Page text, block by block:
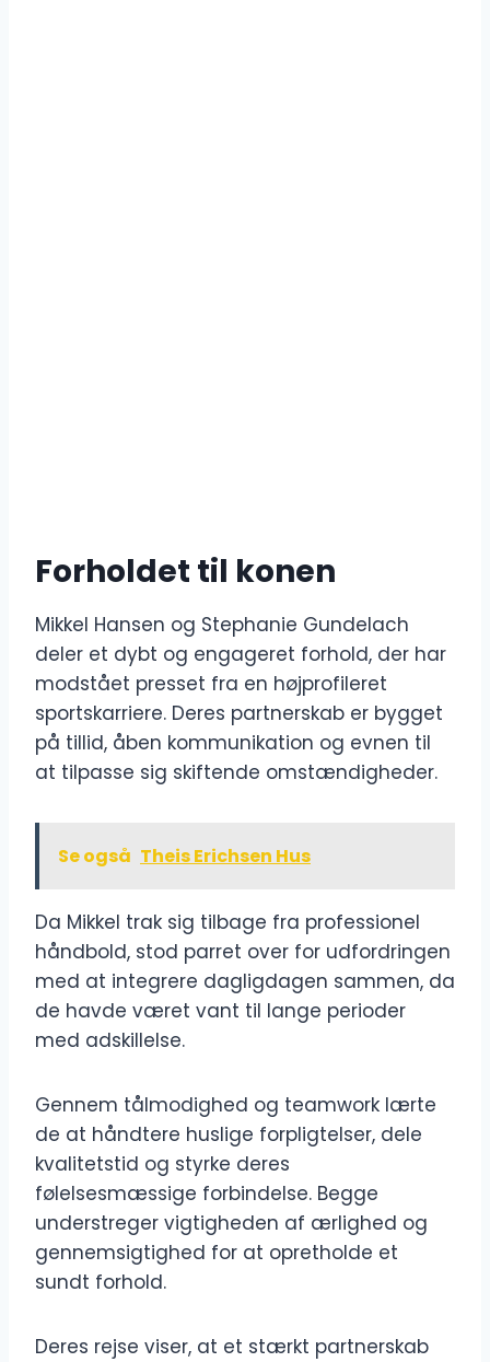
Forholdet til konen
Mikkel Hansen og Stephanie Gundelach
deler et dybt og engageret forhold, der har
modstået presset fra en højprofileret
sportskarriere. Deres partnerskab er bygget
på tillid, åben kommunikation og evnen til
at tilpasse sig skiftende omstændigheder.
Se også Theis Erichsen Hus
Da Mikkel trak sig tilbage fra professionel
håndbold, stod parret over for udfordringen
med at integrere dagligdagen sammen, da
de havde været vant til lange perioder
med adskillelse.
Gennem tålmodighed og teamwork lærte
de at håndtere huslige forpligtelser, dele
kvalitetstid og styrke deres
følelsesmæssige forbindelse. Begge
understreger vigtigheden af ærlighed og
gennemsigtighed for at opretholde et
sundt forhold.
Deres rejse viser, at et stærkt partnerskab